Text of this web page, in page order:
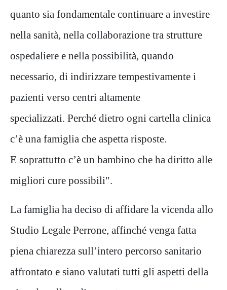
quanto sia fondamentale continuare a investire
nella sanità, nella collaborazione tra strutture
ospedaliere e nella possibilità, quando
necessario, di indirizzare tempestivamente i
pazienti verso centri altamente
specializzati. Perché dietro ogni cartella clinica
c’è una famiglia che aspetta risposte.
E soprattutto c’è un bambino che ha diritto alle
migliori cure possibili".
La famiglia ha deciso di affidare la vicenda allo
Studio Legale Perrone, affinché venga fatta
piena chiarezza sull’intero percorso sanitario
affrontato e siano valutati tutti gli aspetti della